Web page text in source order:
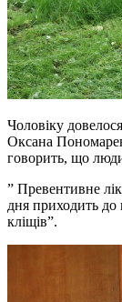
Чоловіку
Оксана
говорить, що
” Превентивне
дня приходить до
кліщів”.